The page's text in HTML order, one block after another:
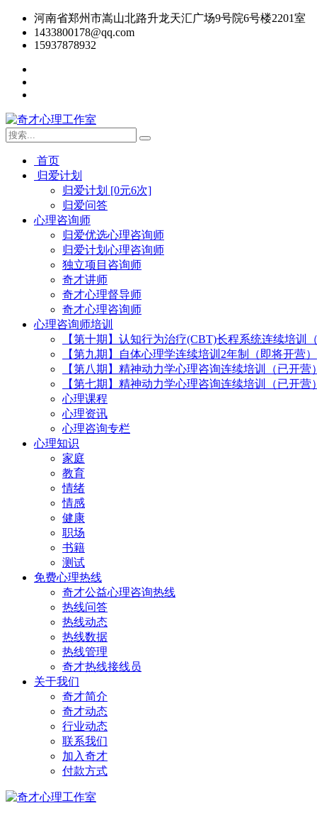
河南省郑州市嵩山北路升龙天汇广场9号院6号楼2201室
1433800178@qq.com
15937878932
首页
归爱计划
归爱计划 [0元6次]
归爱问答
心理咨询师
归爱优选心理咨询师
归爱计划心理咨询师
独立项目咨询师
奇才讲师
奇才心理督导师
奇才心理咨询师
心理咨询师培训
【第十期】认知行为治疗(CBT)长程系统连续培训
【第九期】自体心理学连续培训2年制（即将开营）
【第八期】精神动力学心理咨询连续培训（已开营）
【第七期】精神动力学心理咨询连续培训（已开营）
心理课程
心理资讯
心理咨询专栏
心理知识
家庭
教育
情绪
情感
健康
职场
书籍
测试
免费心理热线
奇才公益心理咨询热线
热线问答
热线动态
热线数据
热线管理
奇才热线接线员
关于我们
奇才简介
奇才动态
行业动态
联系我们
加入奇才
付款方式